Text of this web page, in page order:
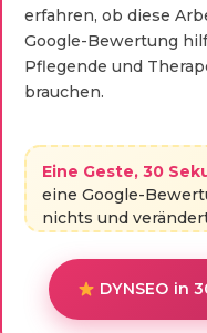
erfahren, ob diese
Google-Bewertung
Pflegende und
brauchen.
Eine Geste, 30
eine Google-
nichts und
DYNSEO in